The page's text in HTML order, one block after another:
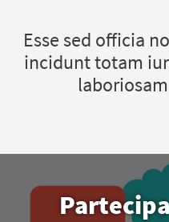
Esse sed officia
incidunt totam